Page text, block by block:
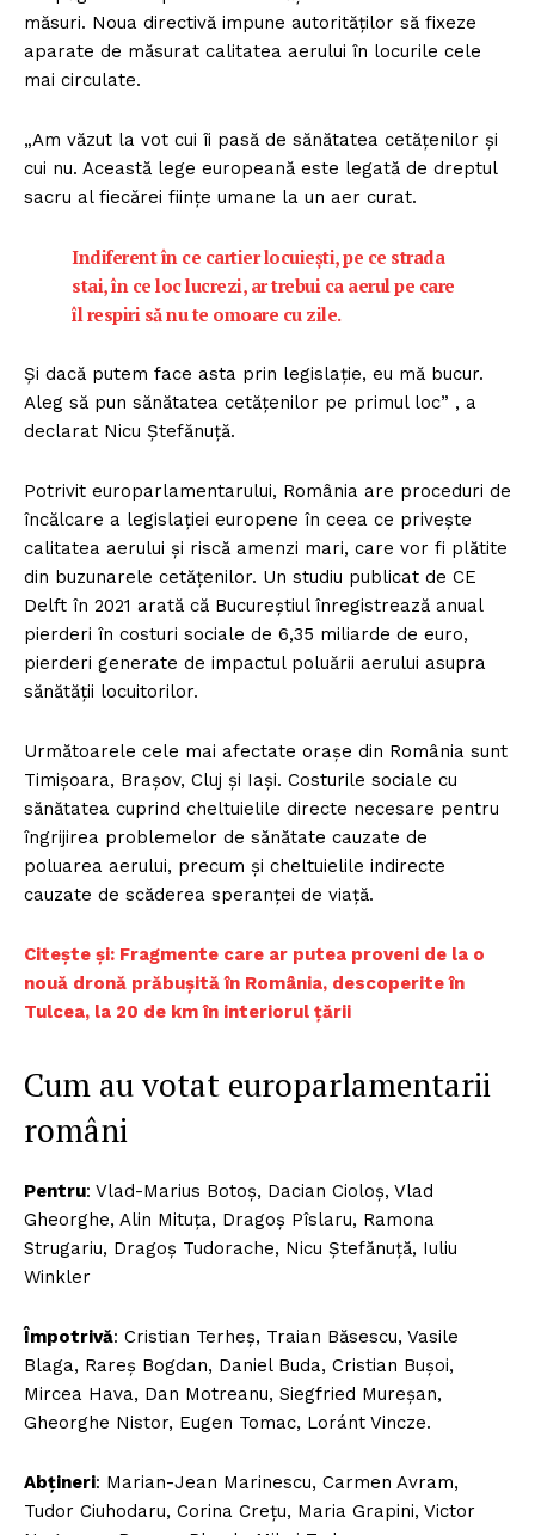
măsuri. Noua directivă impune autorităților să fixeze
aparate de măsurat calitatea aerului în locurile cele
mai circulate.
„Am văzut la vot cui îi pasă de sănătatea cetățenilor și
cui nu. Această lege europeană este legată de dreptul
sacru al fiecărei ființe umane la un aer curat.
Indiferent în ce cartier locuiești, pe ce strada
stai, în ce loc lucrezi, ar trebui ca aerul pe care
îl respiri să nu te omoare cu zile.
Și dacă putem face asta prin legislație, eu mă bucur.
Aleg să pun sănătatea cetățenilor pe primul loc” , a
declarat Nicu Ștefănuță.
Potrivit europarlamentarului, România are proceduri de
încălcare a legislației europene în ceea ce privește
calitatea aerului și riscă amenzi mari, care vor fi plătite
din buzunarele cetățenilor. Un studiu publicat de CE
Delft în 2021 arată că Bucureștiul înregistrează anual
pierderi în costuri sociale de 6,35 miliarde de euro,
pierderi generate de impactul poluării aerului asupra
sănătății locuitorilor.
Următoarele cele mai afectate orașe din România sunt
Timișoara, Brașov, Cluj și Iași. Costurile sociale cu
sănătatea cuprind cheltuielile directe necesare pentru
îngrijirea problemelor de sănătate cauzate de
poluarea aerului, precum și cheltuielile indirecte
cauzate de scăderea speranței de viață.
Citește și: Fragmente care ar putea proveni de la o
nouă dronă prăbușită în România, descoperite în
Tulcea, la 20 de km în interiorul țării
Cum au votat europarlamentarii
români
Pentru: Vlad-Marius Botoș, Dacian Cioloș, Vlad
Gheorghe, Alin Mituța, Dragoș Pîslaru, Ramona
Strugariu, Dragoș Tudorache, Nicu Ștefănuță, Iuliu
Winkler
Împotrivă: Cristian Terheș, Traian Băsescu, Vasile
Blaga, Rareș Bogdan, Daniel Buda, Cristian Bușoi,
Mircea Hava, Dan Motreanu, Siegfried Mureșan,
Gheorghe Nistor, Eugen Tomac, Loránt Vincze.
Abțineri: Marian-Jean Marinescu, Carmen Avram,
Tudor Ciuhodaru, Corina Crețu, Maria Grapini, Victor